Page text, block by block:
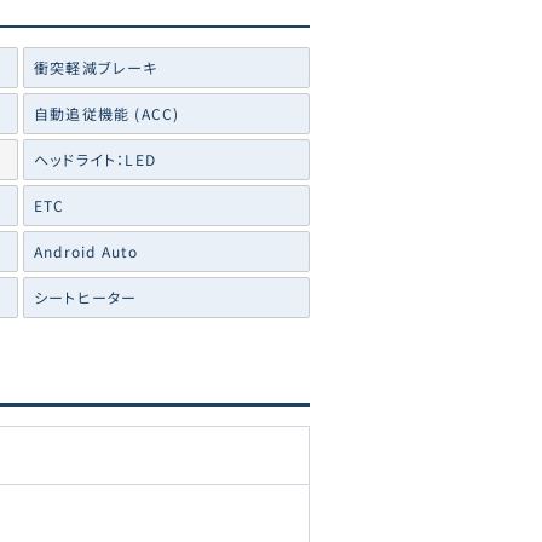
衝突軽減ブレーキ
自動追従機能 (ACC)
ヘッドライト：LED
ETC
Android Auto
シートヒーター